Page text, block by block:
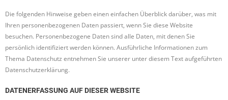
Die folgenden Hinweise geben einen einfachen Überblick darüber, was mit
Ihren personenbezogenen Daten passiert, wenn Sie diese Website
besuchen. Personenbezogene Daten sind alle Daten, mit denen Sie
persönlich identifiziert werden können. Ausführliche Informationen zum
Thema Datenschutz entnehmen Sie unserer unter diesem Text aufgeführten
Datenschutzerklärung.
DATENERFASSUNG AUF DIESER WEBSITE